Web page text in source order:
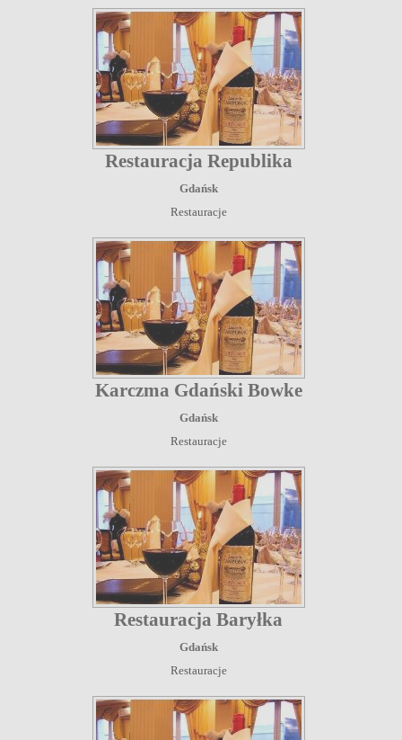
Restauracja Republika
Gdańsk
Restauracje
Karczma Gdański Bowke
Gdańsk
Restauracje
Restauracja Baryłka
Gdańsk
Restauracje